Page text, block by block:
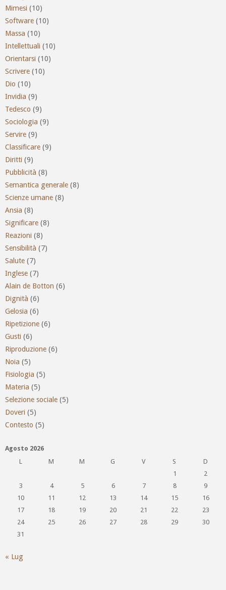
Mimesi (10)
Software (10)
Massa (10)
Intellettuali (10)
Orientarsi (10)
Scrivere (10)
Dio (10)
Invidia (9)
Tedesco (9)
Sociologia (9)
Servire (9)
Classificare (9)
Diritti (9)
Pubblicità (8)
Semantica generale (8)
Scienze umane (8)
Ansia (8)
Significare (8)
Reazioni (8)
Sensibilità (7)
Salute (7)
Inglese (7)
Alain de Botton (6)
Dignità (6)
Gelosia (6)
Ripetizione (6)
Gusti (6)
Riproduzione (6)
Noia (5)
Fisiologia (5)
Materia (5)
Selezione sociale (5)
Doveri (5)
Contesto (5)
Agosto 2026
L
M M G V S
D
1
2
3
4 5 6 7 8
9
10
11 12 13 14 15
16
17
18 19 20 21 22
23
24
25 26 27 28 29
30
31
« Lug